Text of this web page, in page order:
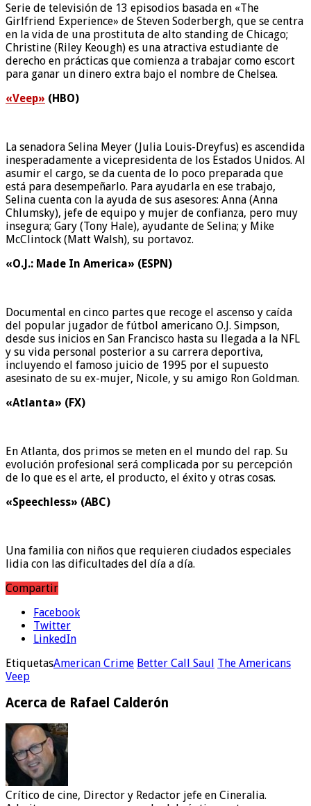
Serie de televisión de 13 episodios basada en «The
Girlfriend Experience» de Steven Soderbergh, que se centra
en la vida de una prostituta de alto standing de Chicago;
Christine (Riley Keough) es una atractiva estudiante de
derecho en prácticas que comienza a trabajar como escort
para ganar un dinero extra bajo el nombre de Chelsea.
«Veep» (HBO)
La senadora Selina Meyer (Julia Louis-Dreyfus) es ascendida
inesperadamente a vicepresidenta de los Estados Unidos. Al
asumir el cargo, se da cuenta de lo poco preparada que
está para desempeñarlo. Para ayudarla en ese trabajo,
Selina cuenta con la ayuda de sus asesores: Anna (Anna
Chlumsky), jefe de equipo y mujer de confianza, pero muy
insegura; Gary (Tony Hale), ayudante de Selina; y Mike
McClintock (Matt Walsh), su portavoz.
«O.J.: Made In America» (ESPN)
Documental en cinco partes que recoge el ascenso y caída
del popular jugador de fútbol americano O.J. Simpson,
desde sus inicios en San Francisco hasta su llegada a la NFL
y su vida personal posterior a su carrera deportiva,
incluyendo el famoso juicio de 1995 por el supuesto
asesinato de su ex-mujer, Nicole, y su amigo Ron Goldman.
«Atlanta» (FX)
En Atlanta, dos primos se meten en el mundo del rap. Su
evolución profesional será complicada por su percepción
de lo que es el arte, el producto, el éxito y otras cosas.
«Speechless» (ABC)
Una familia con niños que requieren ciudados especiales
lidia con las dificultades del día a día.
Compartir
Facebook
Twitter
LinkedIn
EtiquetasAmerican Crime Better Call Saul The Americans
Veep
Acerca de Rafael Calderón
Crítico de cine, Director y Redactor jefe en Cineralia.